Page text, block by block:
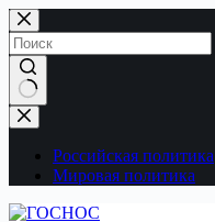
Перейти
к
сути
Ничего
не
найденоРоссийская политика
Мировая политика